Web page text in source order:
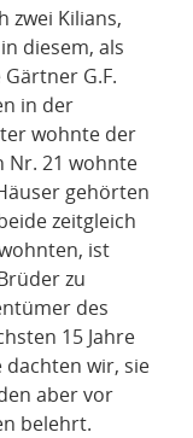
zwei Kilians,
diesem, als
G.F.
in der
wohnte der
Nr. 21 wohnte
gehörten
zeitgleich
ist
zu
des
15 Jahre
dachten wir, sie
aber vor
belehrt.